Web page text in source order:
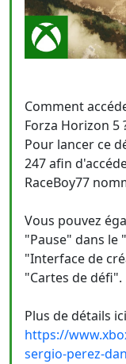
Comment
Forza Horizon 5
Pour lancer ce
247 afin
RaceBoy77
Vous pouvez
"Pause" dans le
"Interface de
"Cartes de défi".
Plus de détails
https://
sergio-perez-